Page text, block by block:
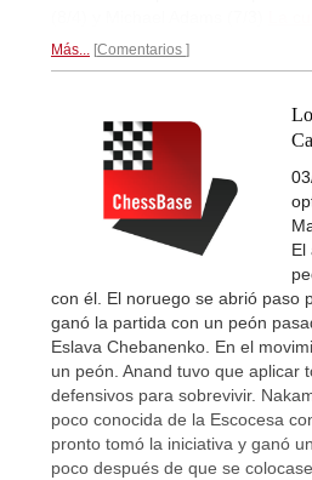
Más... Comentarios
El
con él. El noruego se abrió paso
ganó la partida con un peón
Eslava Chebanenko. En el
un peón. Anand tuvo que aplicar
defensivos para sobrevivir.
poco conocida de la Escocesa
pronto tomó la iniciativa y ganó
poco después de que se